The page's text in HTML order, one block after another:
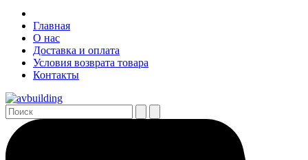
Главная
О нас
Доставка и оплата
Условия возврата товара
Контакты